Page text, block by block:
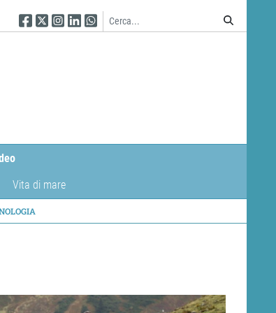
Seguici su Facebook
Seguici su Twitter
Seguici su Instagram
Seguici su Linkedin
Seguici su WhatsApp
Vita di mare